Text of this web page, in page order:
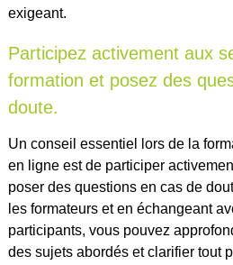
exigeant.
Participez activement aux
formation et posez des
doute.
Un conseil essentiel lors de la
en ligne est de participer
poser des questions en cas de
les formateurs et en échangeant
participants, vous pouvez
des sujets abordés et clarifier tout